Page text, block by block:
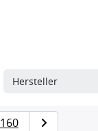
Hersteller
160